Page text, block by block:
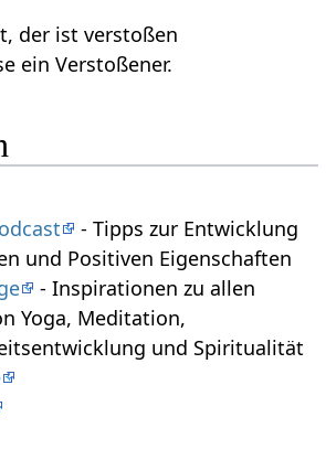
der ist verstoßen
ein Verstoßener.
- Tipps zur Entwicklung
und Positiven Eigenschaften
- Inspirationen zu allen
Yoga, Meditation,
und Spiritualität